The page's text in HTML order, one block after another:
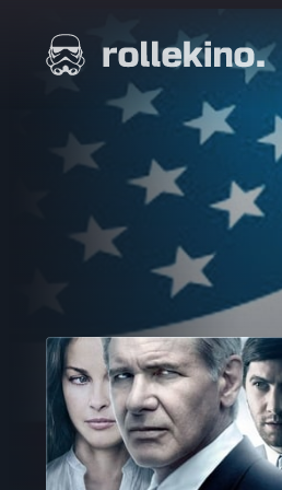
suoraan
sisältöön
Elokuvat ja elokuva-arviot | Rollekino.fi
Fiilistelyä
lopputekstien
jälkeen.